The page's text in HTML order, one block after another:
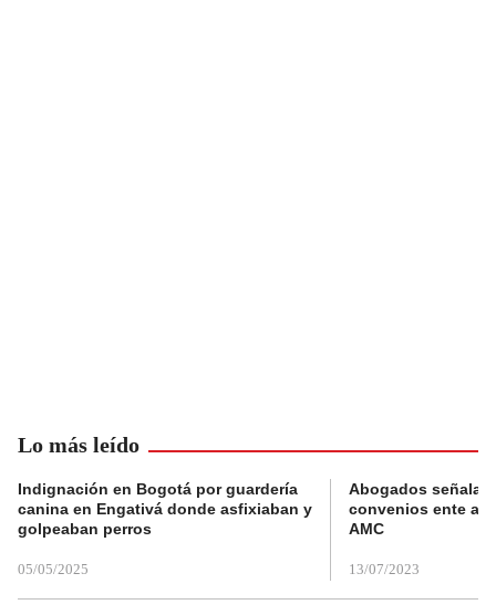
Lo más leído
Indignación en Bogotá por guardería
canina en Engativá donde asfixiaban y
golpeaban perros
05/05/2025
Abogados
convenios ente
AMC
13/07/2023